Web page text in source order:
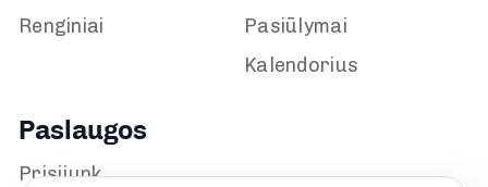
Renginiai
Pasiūlymai
Kalendorius
Paslaugos
Prisijunk